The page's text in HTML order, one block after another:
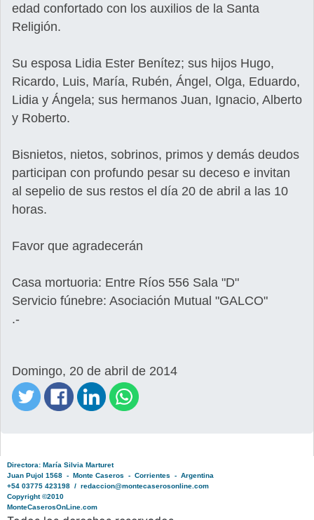
edad confortado con los auxilios de la Santa
Religión.
Su esposa Lidia Ester Benítez; sus hijos Hugo,
Ricardo, Luis, María, Rubén, Ángel, Olga, Eduardo,
Lidia y Ángela; sus hermanos Juan, Ignacio, Alberto
y Roberto.
Bisnietos, nietos, sobrinos, primos y demás deudos
participan con profundo pesar su deceso e invitan
al sepelio de sus restos el día 20 de abril a las 10
horas.
Favor que agradecerán
Casa mortuoria: Entre Ríos 556 Sala "D"
Servicio fúnebre: Asociación Mutual "GALCO"
.-
Domingo, 20 de abril de 2014
Directora: María Silvia Marturet
Juan Pujol 1568 - Monte Caseros - Corrientes - Argentina
+54 03775 423198 / redaccion@montecaserosonline.com
Copyright ©2010
MonteCaserosOnLine.com